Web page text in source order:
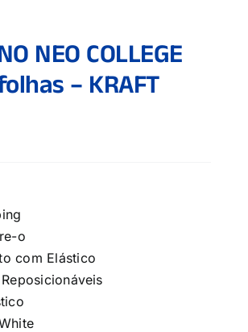
NEO COLLEGE
– KRAFT
o
com Elástico